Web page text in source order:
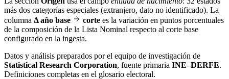
más dos categorías especiales (extranjero, dato no identificado). La
columna Δ año base corte es la variación en puntos porcentuales
de la composición de la Lista Nominal respecto al corte base
configurado en la ingesta.
Datos y análisis preparados por el equipo de investigación de
Statistical Research Corporation, fuente primaria INE–DERFE.
Definiciones completas en el glosario electoral.